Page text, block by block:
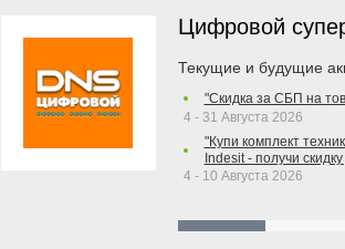
Цифровой
Текущие и будущие
"Скидка за СБП на
4 - 31 Августа 2026
"Купи комплект
Indesit - получи
4 - 10 Августа 2026